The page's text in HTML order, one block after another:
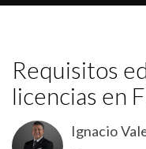
Requisitos
licencias en
Ignacio